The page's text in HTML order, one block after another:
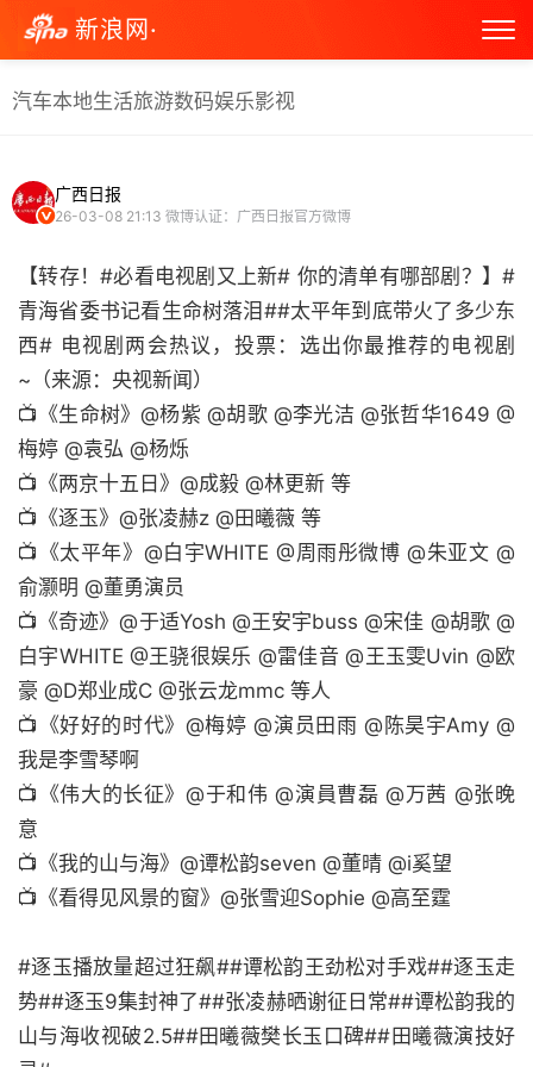
新浪网·
汽车本地生活旅游数码娱乐影视
广西日报
26-03-08 21:13 微博认证：广西日报官方微博
【转存！#必看电视剧又上新# 你的清单有哪部剧？】#
青海省委书记看生命树落泪##太平年到底带火了多少东
西# 电视剧两会热议，投票：选出你最推荐的电视剧
~（来源：央视新闻）
📺《生命树》@杨紫 @胡歌 @李光洁 @张哲华1649 @
梅婷 @袁弘 @杨烁
📺《两京十五日》@成毅 @林更新 等
📺《逐玉》@张凌赫z @田曦薇 等
📺《太平年》@白宇WHITE @周雨彤微博 @朱亚文 @
俞灏明 @董勇演员
📺《奇迹》@于适Yosh @王安宇buss @宋佳 @胡歌 @
白宇WHITE @王骁很娱乐 @雷佳音 @王玉雯Uvin @欧
豪 @D郑业成C @张云龙mmc 等人
📺《好好的时代》@梅婷 @演员田雨 @陈昊宇Amy @
我是李雪琴啊
📺《伟大的长征》@于和伟 @演員曹磊 @万茜 @张晚
意
📺《我的山与海》@谭松韵seven @董晴 @i奚望
📺《看得见风景的窗》@张雪迎Sophie @高至霆
#逐玉播放量超过狂飙##谭松韵王劲松对手戏##逐玉走
势#​#逐玉9集封神了##张凌赫晒谢征日常##谭松韵我的
山与海收视破2.5##田曦薇樊长玉口碑##田曦薇演技好